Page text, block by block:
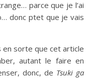
parce que je l’ai
donc ptet que je vais
en sorte que cet article
autant le faire en
donc, de Tsuki ga